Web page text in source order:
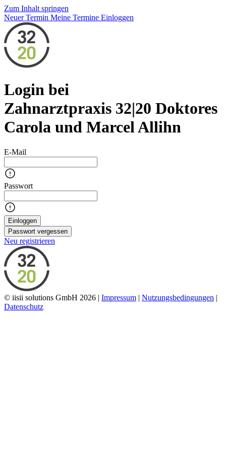
Zum Inhalt springen
Neuer Termin Meine Termine Einloggen
Login bei
Zahnarztpraxis 32|20 Doktores
Carola und Marcel Allihn
E-Mail
Passwort
Einloggen
Passwort vergessen
Neu registrieren
© iisii solutions GmbH 2026 | Impressum | Nutzungsbedingungen |
Datenschutz